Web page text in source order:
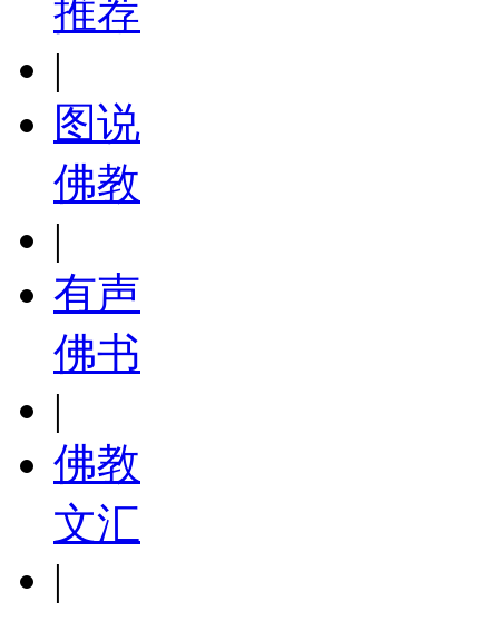
推荐
|
图说
佛教
|
有声
佛书
|
佛教
文汇
|